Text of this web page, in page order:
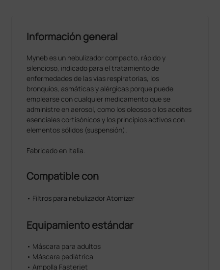
Información general
Myneb es un nebulizador compacto, rápido y
silencioso, indicado para el tratamiento de
enfermedades de las vías respiratorias, los
bronquios, asmáticas y alérgicas porque puede
emplearse con cualquier medicamento que se
administre en aerosol, como los oleosos o los aceites
esenciales cortisónicos y los principios activos con
elementos sólidos (suspensión).
Fabricado en Italia.
Compatible con
• Filtros para nebulizador Atomizer
Equipamiento estándar
• Máscara para adultos
• Máscara pediátrica
• Ampolla Fasterjet